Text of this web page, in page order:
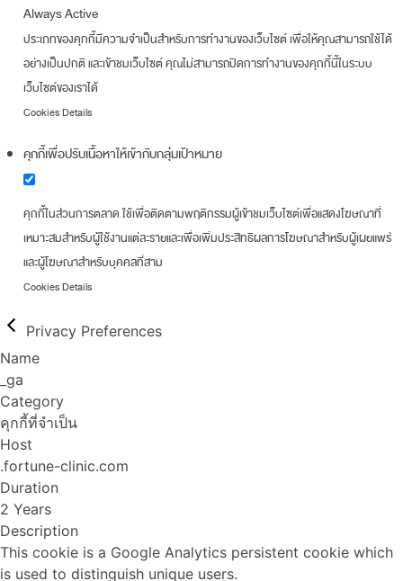
Always Active
ประเภทของคุกกี้มีความจำเป็นสำหรับการทำงานของเว็บไซต์ เพื่อให้คุณสามารถใช้ได้
อย่างเป็นปกติ และเข้าชมเว็บไซต์ คุณไม่สามารถปิดการทำงานของคุกกี้นี้ในระบบ
เว็บไซต์ของเราได้
Cookies Details
คุกกี้เพื่อปรับเนื้อหาให้เข้ากับกลุ่มเป้าหมาย
คุกกี้ในส่วนการตลาด ใช้เพื่อติดตามพฤติกรรมผู้เข้าชมเว็บไซต์เพื่อแสดงโฆษณาที่
เหมาะสมสำหรับผู้ใช้งานแต่ละรายและเพื่อเพิ่มประสิทธิผลการโฆษณาสำหรับผู้เผยแพร่
และผู้โฆษณาสำหรับบุคคลที่สาม
Cookies Details
Privacy Preferences
Name
_ga
Category
คุกกี้ที่จำเป็น
Host
.fortune-clinic.com
Duration
2 Years
Description
This cookie is a Google Analytics persistent cookie which
is used to distinguish unique users.